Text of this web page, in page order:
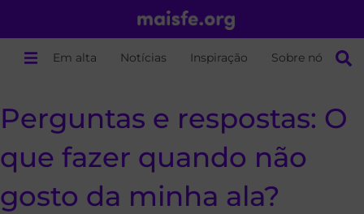
Em alta Notícias Inspiração Sobre nós
Perguntas e respostas: O
que fazer quando não
gosto da minha ala?